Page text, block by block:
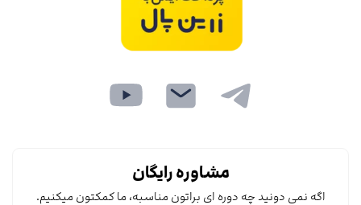
مشاوره رایگان
اگه نمی دونید چه دوره ای براتون مناسبه، ما کمکتون میکنیم.